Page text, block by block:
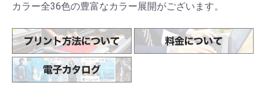
カラー全36色の豊富なカラー展開がございます。